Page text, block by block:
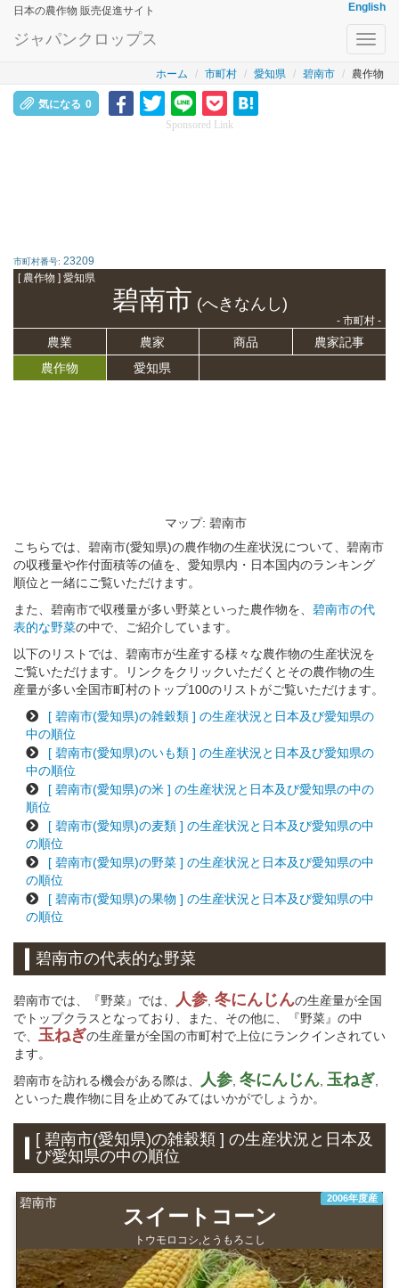
日本の農作物 販売促進サイト English
ジャパンクロップス
ホーム 市町村 愛知県 碧南市 農作物
気になる 0
Sponsored Link
市町村番号: 23209
[ 農作物 ] 愛知県
碧南市 (へきなんし)
- 市町村 -
農業 農家 商品
農家記事
農作物
愛知県
マップ: 碧南市
こちらでは、碧南市(愛知県)の農作物の生産状況について、碧南市
の収穫量や作付面積等の値を、愛知県内・日本国内のランキング
順位と一緒にご覧いただけます。
また、碧南市で収穫量が多い野菜といった農作物を、 碧南市の代
表的な野菜の中で、ご紹介しています。
以下のリストでは、碧南市が生産する様々な農作物の生産状況を
ご覧いただけます。リンクをクリックいただくとその農作物の生
産量が多い全国市町村のトップ100のリストがご覧いただけます。
[ 碧南市(愛知県)の雑穀類 ] の生産状況と日本及び愛知県の
中の順位
[ 碧南市(愛知県)のいも類 ] の生産状況と日本及び愛知県の
中の順位
[ 碧南市(愛知県)の米 ] の生産状況と日本及び愛知県の中の
順位
[ 碧南市(愛知県)の麦類 ] の生産状況と日本及び愛知県の中
の順位
[ 碧南市(愛知県)の野菜 ] の生産状況と日本及び愛知県の中
の順位
[ 碧南市(愛知県)の果物 ] の生産状況と日本及び愛知県の中
の順位
碧南市の代表的な野菜
碧南市では、『野菜』では、 人参 冬にんじんの生産量が全国
でトップクラスとなっており、また、その他に、『野菜』の中
で、 玉ねぎの生産量が全国の市町村で上位にランクインされてい
ます。
碧南市を訪れる機会がある際は、
人参 冬にんじん 玉ねぎ
といった農作物に目を止めてみてはいかがでしょうか。
[ 碧南市(愛知県)の雑穀類 ] の生産状況と日本及
び愛知県の中の順位
碧南市 2006年度産
スイートコーン
トウモロコシ,とうもろこし